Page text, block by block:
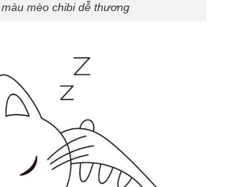
mèo chibi dễ thương